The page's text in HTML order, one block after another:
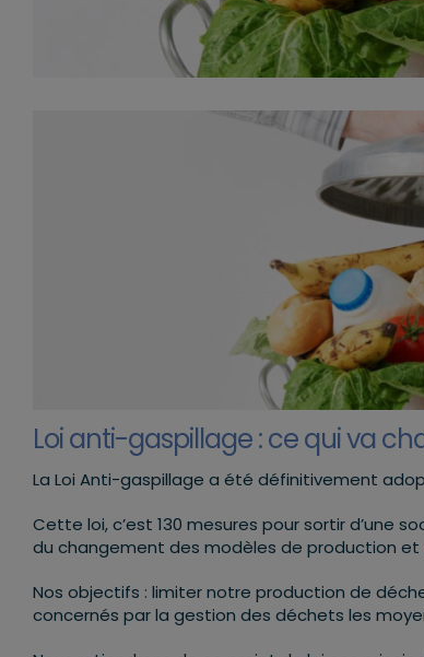
Loi anti-gaspillage : ce qui va
La Loi Anti-gaspillage a été définitivement
Cette loi, c’est 130 mesures pour sortir d’une
du changement des modèles de production
Nos objectifs : limiter notre production de
concernés par la gestion des déchets les